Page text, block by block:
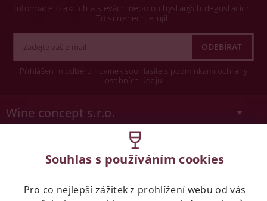
Informace o akcích a slevách nebo o chystaných degustacích.
To si nenechte ujít.
Přihlášením odběru novinek souhlasíte s podmínkami ochrany
osobních údajů
Wine concept s.r.o.
mladších 18 let.
Souhlas s používáním cookies
Pro co nejlepší zážitek z prohlížení webu od vás